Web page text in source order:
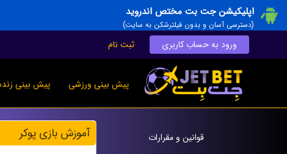
اپلیکیشن جت بت مختص اندروید
(دسترسی آسان و بدون فیلترشکن به سایت)
ورود به حساب کاربری ثبت نام
پیش بینی ورزشی پیش بینی
قوانين و مقرارات
آموزش بازی پوکر